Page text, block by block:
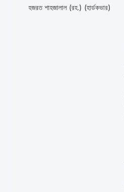
হজরত শাহজালাল (রহ.) (হার্ডকভার)